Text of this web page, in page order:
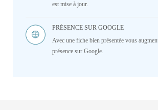
est mise à jour.
PRÉSENCE SUR GOOGLE
Avec une fiche bien présentée vous
présence sur Google.